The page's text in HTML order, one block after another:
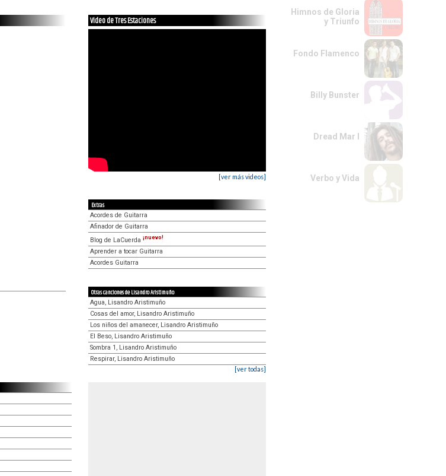
Video de Tres Estaciones
[ver más videos]
Extras
Acordes de Guitarra
Afinador de Guitarra
Blog de LaCuerda ¡nuevo!
Aprender a tocar Guitarra
Acordes Guitarra
Otras canciones de Lisandro Aristimuño
Agua, Lisandro Aristimuño
Cosas del amor, Lisandro Aristimuño
Los niños del amanecer, Lisandro Aristimuño
El Beso, Lisandro Aristimuño
Sombra 1, Lisandro Aristimuño
Respirar, Lisandro Aristimuño
[ver todas]
Himnos de Gloria
y Triunfo
Fondo Flamenco
Billy Bunster
Dread Mar I
Verbo y Vida